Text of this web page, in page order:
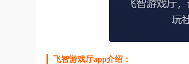
飞智游戏厅app介绍：